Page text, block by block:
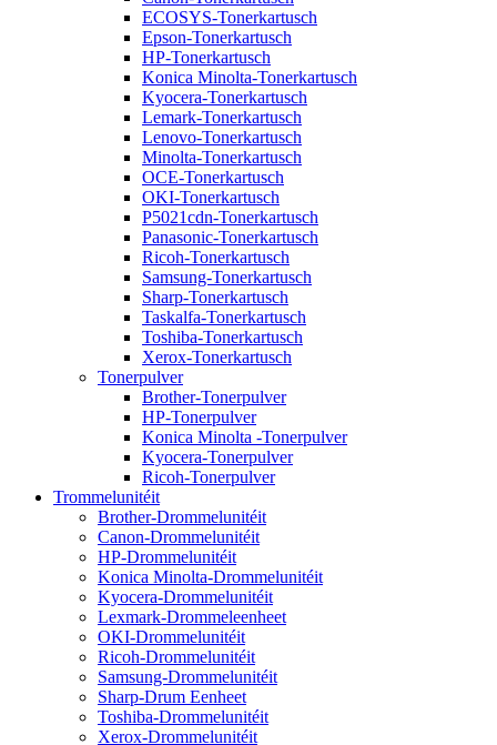
ECOSYS-Tonerkartusch
Epson-Tonerkartusch
HP-Tonerkartusch
Konica Minolta-Tonerkartusch
Kyocera-Tonerkartusch
Lemark-Tonerkartusch
Lenovo-Tonerkartusch
Minolta-Tonerkartusch
OCE-Tonerkartusch
OKI-Tonerkartusch
P5021cdn-Tonerkartusch
Panasonic-Tonerkartusch
Ricoh-Tonerkartusch
Samsung-Tonerkartusch
Sharp-Tonerkartusch
Taskalfa-Tonerkartusch
Toshiba-Tonerkartusch
Xerox-Tonerkartusch
Tonerpulver
Brother-Tonerpulver
HP-Tonerpulver
Konica Minolta -Tonerpulver
Kyocera-Tonerpulver
Ricoh-Tonerpulver
Trommelunitéit
Brother-Drommelunitéit
Canon-Drommelunitéit
HP-Drommelunitéit
Konica Minolta-Drommelunitéit
Kyocera-Drommelunitéit
Lexmark-Drommeleenheet
OKI-Drommelunitéit
Ricoh-Drommelunitéit
Samsung-Drommelunitéit
Sharp-Drum Eenheet
Toshiba-Drommelunitéit
Xerox-Drommelunitéit